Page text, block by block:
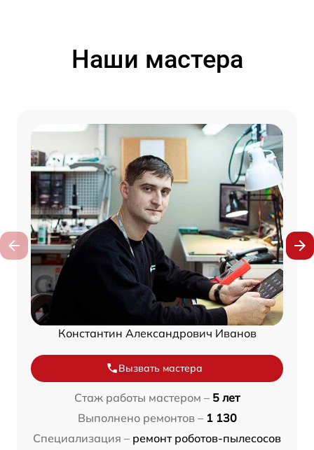
Наши мастера
Константин Александрович Иванов
Вызвать мастера
Стаж работы мастером – 5 лет
Выполнено ремонтов – 1 130
Специализация – ремонт роботов-пылесосов